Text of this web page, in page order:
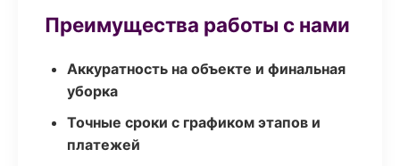
Преимущества работы с нами
Аккуратность на объекте и финальная
уборка
Точные сроки с графиком этапов и
платежей